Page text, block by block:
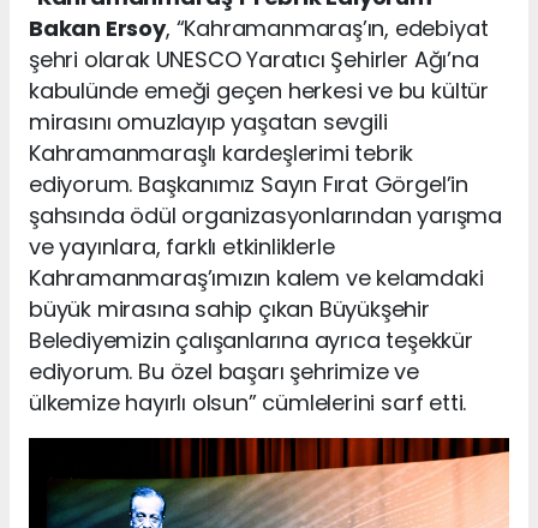
Bakan Ersoy, “Kahramanmaraş’ın, edebiyat
şehri olarak UNESCO Yaratıcı Şehirler Ağı’na
kabulünde emeği geçen herkesi ve bu kültür
mirasını omuzlayıp yaşatan sevgili
Kahramanmaraşlı kardeşlerimi tebrik
ediyorum. Başkanımız Sayın Fırat Görgel’in
şahsında ödül organizasyonlarından yarışma
ve yayınlara, farklı etkinliklerle
Kahramanmaraş’ımızın kalem ve kelamdaki
büyük mirasına sahip çıkan Büyükşehir
Belediyemizin çalışanlarına ayrıca teşekkür
ediyorum. Bu özel başarı şehrimize ve
ülkemize hayırlı olsun” cümlelerini sarf etti.